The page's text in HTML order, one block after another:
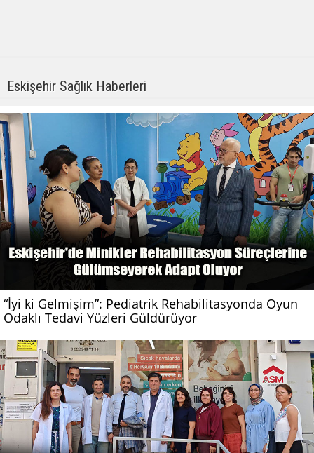
Eskişehir Sağlık Haberleri
“İyi ki Gelmişim”: Pediatrik Rehabilitasyonda Oyun
Odaklı Tedavi Yüzleri Güldürüyor